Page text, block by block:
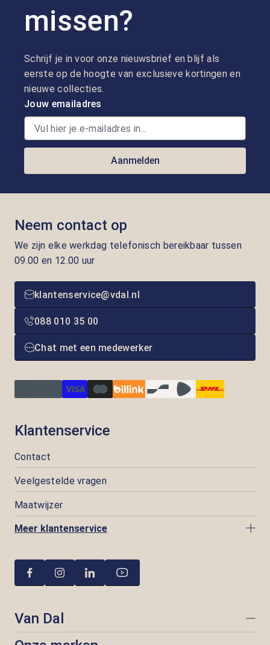
missen?
Schrijf je in voor onze nieuwsbrief en blijf als
eerste op de hoogte van exclusieve kortingen en
nieuwe collecties.
Jouw emailadres
Aanmelden
Neem contact op
We zijn elke werkdag telefonisch bereikbaar tussen
09.00 en 12.00 uur
klantenservice@vdal.nl
088 010 35 00
Chat met een medewerker
Klantenservice
Contact
Veelgestelde vragen
Maatwijzer
Meer klantenservice
Van Dal